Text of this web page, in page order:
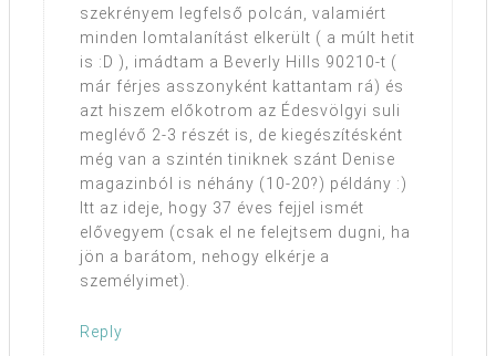
szekrényem legfelső polcán, valamiért
minden lomtalanítást elkerült ( a múlt hetit
is :D ), imádtam a Beverly Hills 90210-t (
már férjes asszonyként kattantam rá) és
azt hiszem előkotrom az Édesvölgyi suli
meglévő 2-3 részét is, de kiegészítésként
még van a szintén tiniknek szánt Denise
magazinból is néhány (10-20?) példány :)
Itt az ideje, hogy 37 éves fejjel ismét
elővegyem (csak el ne felejtsem dugni, ha
jön a barátom, nehogy elkérje a
személyimet).
Reply